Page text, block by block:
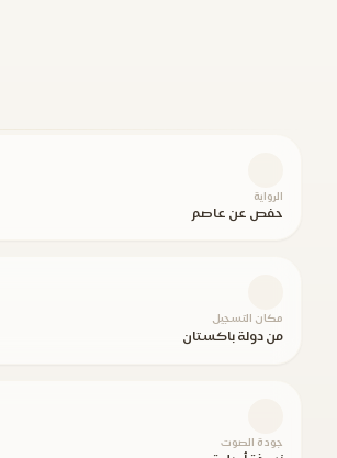
الرواية
حفص عن عاصم
مكان التسجيل
من دولة باكستان
جودة الصوت